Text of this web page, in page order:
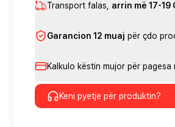
Transport falas arrin më 17-19
Garancion 12 muaj për çdo
Kalkulo këstin mujor për pagesa
Keni pyetje për produktin?